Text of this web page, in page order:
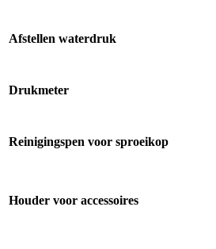
Afstellen waterdruk
Drukmeter
Reinigingspen voor sproeikop
Houder voor accessoires